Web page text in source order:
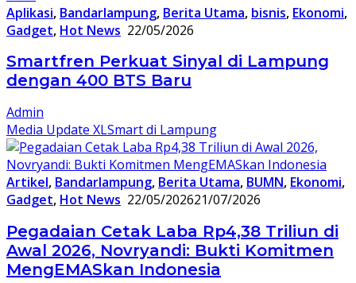
Aplikasi, Bandarlampung, Berita Utama, bisnis, Ekonomi,
Gadget, Hot News 22/05/2026
Smartfren Perkuat Sinyal di Lampung
dengan 400 BTS Baru
Admin
Media Update XLSmart di Lampung
Artikel, Bandarlampung, Berita Utama, BUMN, Ekonomi,
Gadget, Hot News 22/05/202621/07/2026
Pegadaian Cetak Laba Rp4,38 Triliun di
Awal 2026, Novryandi: Bukti Komitmen
MengEMASkan Indonesia